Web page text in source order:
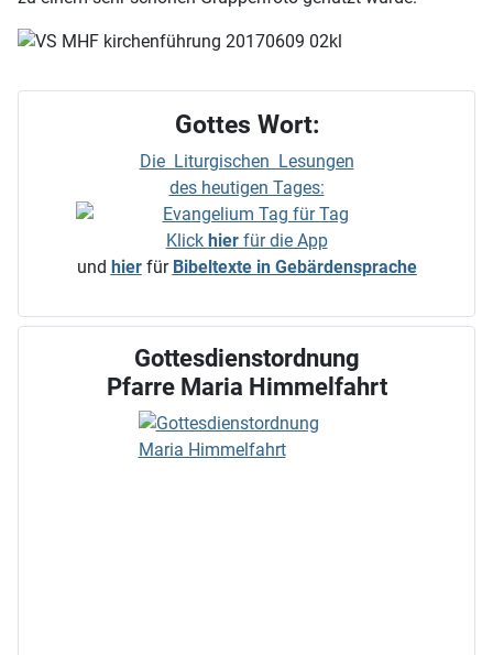
Gottes Wort:
Die Liturgischen Lesungen
des heutigen Tages:
Klick hierfür die App
und hier für Bibeltexte in Gebärdensprache
Gottesdienstordnung
Pfarre Maria Himmelfahrt